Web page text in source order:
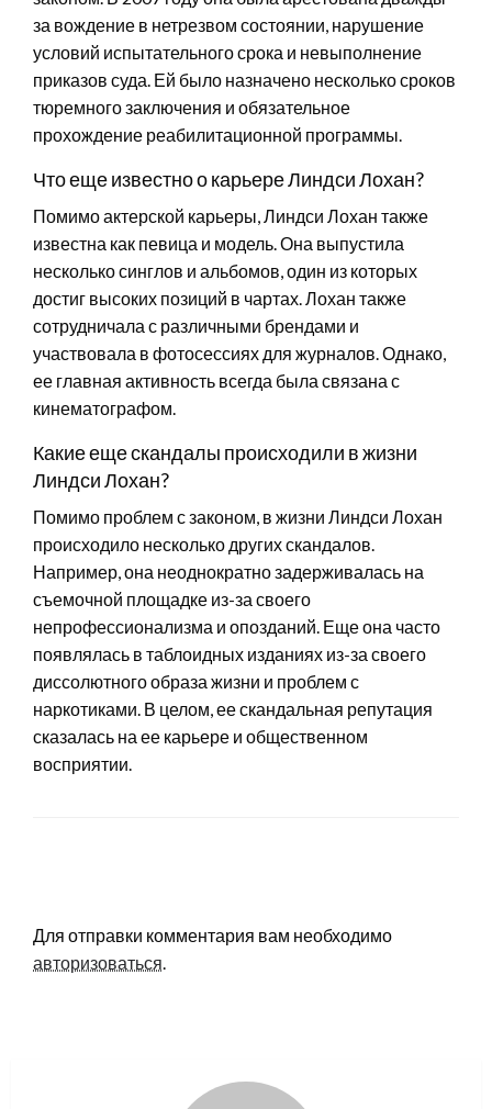
за вождение в нетрезвом состоянии, нарушение
условий испытательного срока и невыполнение
приказов суда. Ей было назначено несколько сроков
тюремного заключения и обязательное
прохождение реабилитационной программы.
Что еще известно о карьере Линдси Лохан?
Помимо актерской карьеры, Линдси Лохан также
известна как певица и модель. Она выпустила
несколько синглов и альбомов, один из которых
достиг высоких позиций в чартах. Лохан также
сотрудничала с различными брендами и
участвовала в фотосессиях для журналов. Однако,
ее главная активность всегда была связана с
кинематографом.
Какие еще скандалы происходили в жизни
Линдси Лохан?
Помимо проблем с законом, в жизни Линдси Лохан
происходило несколько других скандалов.
Например, она неоднократно задерживалась на
съемочной площадке из-за своего
непрофессионализма и опозданий. Еще она часто
появлялась в таблоидных изданиях из-за своего
диссолютного образа жизни и проблем с
наркотиками. В целом, ее скандальная репутация
сказалась на ее карьере и общественном
восприятии.
Для отправки комментария вам необходимо
авторизоваться.